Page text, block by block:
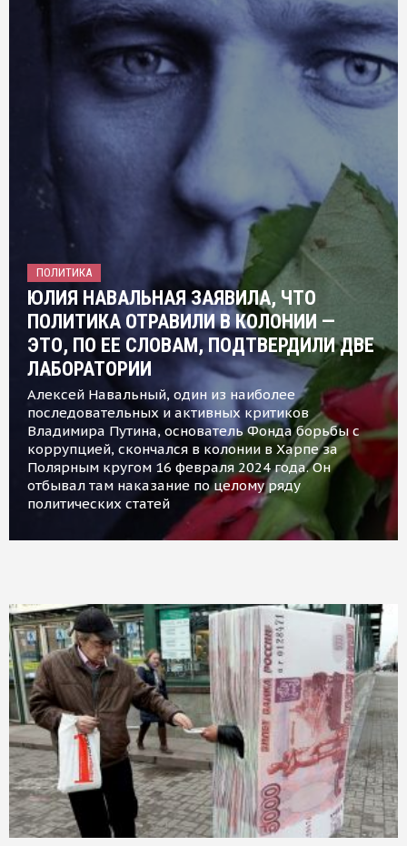
ПОЛИТИКА
ЮЛИЯ НАВАЛЬНАЯ ЗАЯВИЛА, ЧТО
ПОЛИТИКА ОТРАВИЛИ В КОЛОНИИ —
ЭТО, ПО ЕЕ СЛОВАМ, ПОДТВЕРДИЛИ ДВЕ
ЛАБОРАТОРИИ
Алексей Навальный, один из наиболее
последовательных и активных критиков
Владимира Путина, основатель Фонда борьбы с
коррупцией, скончался в колонии в Харпе за
Полярным кругом 16 февраля 2024 года. Он
отбывал там наказание по целому ряду
политических статей